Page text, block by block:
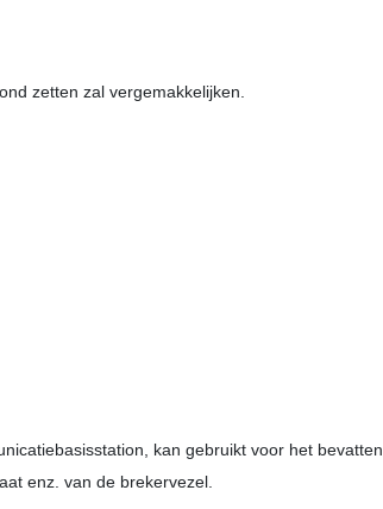
zetten zal vergemakkelijken.
kan gebruikt voor het bevatten
enz. van de brekervezel.